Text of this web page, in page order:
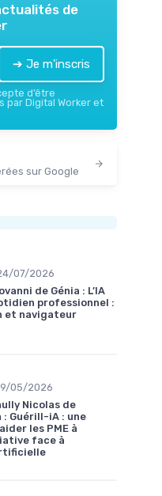
de
➔ Je m'inscris
d’être
par Digital Worker et
sur Google
07/2026
de Génia : L’IA
professionnel :
et navigateur
05/2026
Nicolas de
: Guérill-iA : une
les PME à
face à